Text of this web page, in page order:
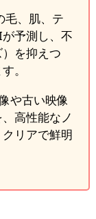
毛、肌、テ
予測し、不
を抑えつ
。
や古い映像
高性能なノ
リアで鮮明